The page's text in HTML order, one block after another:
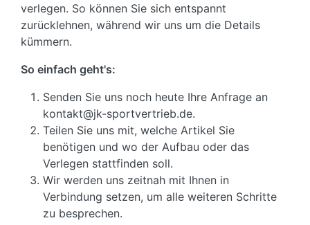
verlegen. So können Sie sich entspannt
zurücklehnen, während wir uns um die Details
kümmern.
So einfach geht's:
Senden Sie uns noch heute Ihre Anfrage an
kontakt@jk-sportvertrieb.de.
Teilen Sie uns mit, welche Artikel Sie
benötigen und wo der Aufbau oder das
Verlegen stattfinden soll.
Wir werden uns zeitnah mit Ihnen in
Verbindung setzen, um alle weiteren Schritte
zu besprechen.